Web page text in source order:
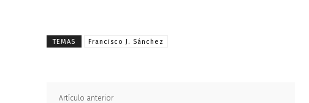
TEMAS Francisco J. Sánchez
Artículo anterior